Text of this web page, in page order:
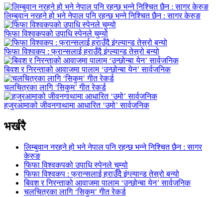
लिम्बुवान नरहने हो भने नेपाल पनि रहन्छ भन्ने निश्चित छैन : सागर केरुङ
फिफा विश्वकपको उपाधि स्पेनले चुम्यो
फिफा विश्वकप : फ्रान्सलाई हराउँदै इंग्ल्यान्ड तेस्रो बन्यो
बिवश र निरन्ताको आवाजमा पालाम ‘उन्छोन्बा येन’ सार्वजनिक
चलचित्रका लागि ‘सिकुम’ गीत रेकर्ड
हजुरआमाको जीवनगाथामा आधारित ‘उमो’ सार्वजनिक
भर्खरै
लिम्बुवान नरहने हो भने नेपाल पनि रहन्छ भन्ने निश्चित छैन : सागर
केरुङ
फिफा विश्वकपको उपाधि स्पेनले चुम्यो
फिफा विश्वकप : फ्रान्सलाई हराउँदै इंग्ल्यान्ड तेस्रो बन्यो
बिवश र निरन्ताको आवाजमा पालाम ‘उन्छोन्बा येन’ सार्वजनिक
चलचित्रका लागि ‘सिकुम’ गीत रेकर्ड